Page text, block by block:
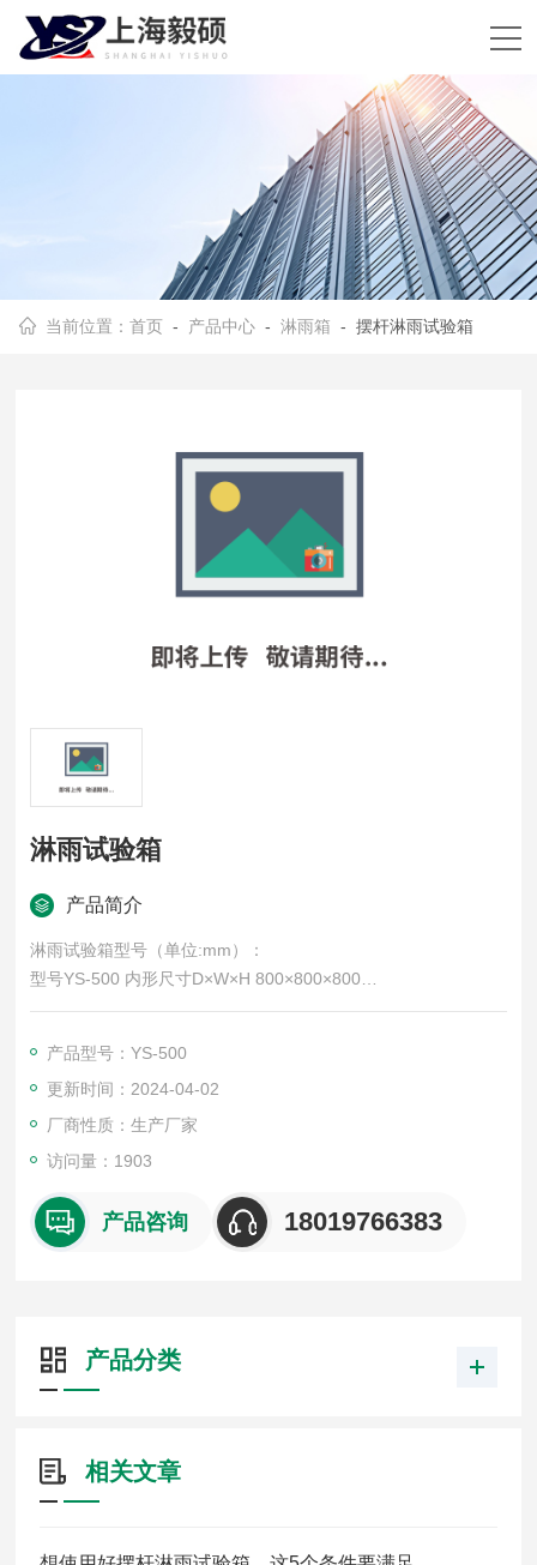
当前位置：首页 - 产品中心 -淋雨箱 - 摆杆淋雨试验箱
淋雨试验箱
产品简介
淋雨试验箱型号（单位:mm）：
型号YS-500 内形尺寸D×W×H 800×800×800
主要适用于对各种防水、防渗漏有特别要求的产品和设备进试
标准IP代码第2位表征数3、4的防护试验，也可根据试验要求制
造符合其它标准试验的试验机。
产品型号：YS-500
更新时间：2024-04-02
厂商性质：生产厂家
访问量：1903
产品咨询 18019766383
产品分类
相关文章